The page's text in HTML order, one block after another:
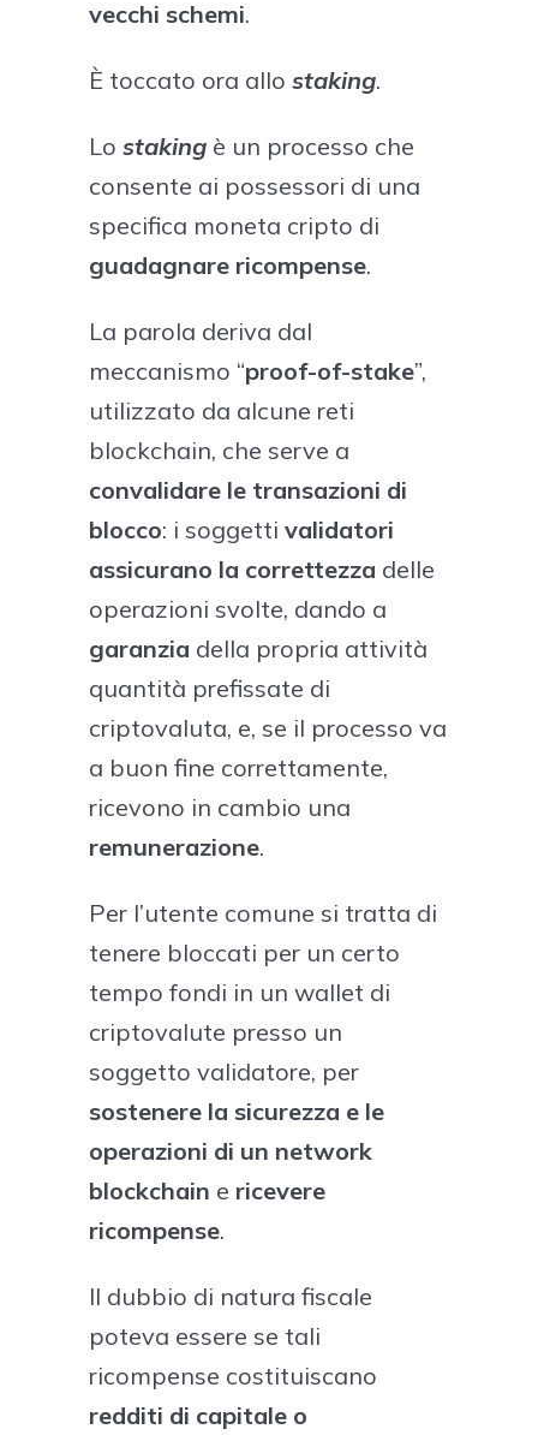
vecchi schemi.
È toccato ora allo staking.
Lo staking è un processo che
consente ai possessori di una
specifica moneta cripto di
guadagnare ricompense.
La parola deriva dal
meccanismo “proof-of-stake”,
utilizzato da alcune reti
blockchain, che serve a
convalidare le transazioni di
blocco: i soggetti validatori
assicurano la correttezza delle
operazioni svolte, dando a
garanzia della propria attività
quantità prefissate di
criptovaluta, e, se il processo va
a buon fine correttamente,
ricevono in cambio una
remunerazione.
Per l’utente comune si tratta di
tenere bloccati per un certo
tempo fondi in un wallet di
criptovalute presso un
soggetto validatore, per
sostenere la sicurezza e le
operazioni di un network
blockchain e ricevere
ricompense.
Il dubbio di natura fiscale
poteva essere se tali
ricompense costituiscano
redditi di capitale o